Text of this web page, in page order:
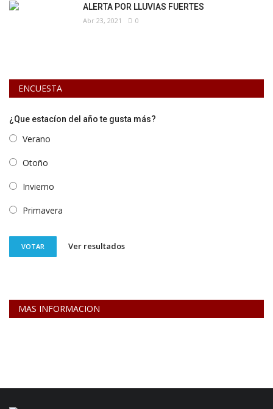
ALERTA POR LLUVIAS FUERTES
Abr 23, 2021 0
ENCUESTA
¿Que estacíon del año te gusta más?
Verano
Otoño
Invierno
Primavera
VOTAR Ver resultados
MAS INFORMACION